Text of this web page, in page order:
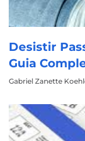
Desistir
Guia
Gabriel Zanette